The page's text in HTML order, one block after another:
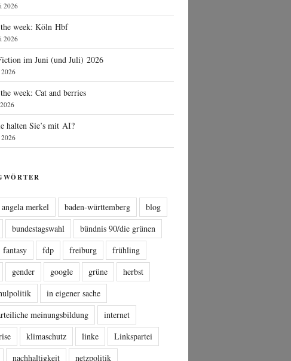
2026
week: Köln Hbf
2026
im Juni (und Juli) 2026
week: Cat and berries
halten Sie’s mit AI?
angela merkel baden-württemberg
blog
bundestagswahl
bündnis 90/die grünen
fantasy fdp freiburg
frühling
gender google grüne
herbst
in eigener sache
meinungsbildung
internet
klimaschutz linke
Linkspartei
nachhaltigkeit
netzpolitik